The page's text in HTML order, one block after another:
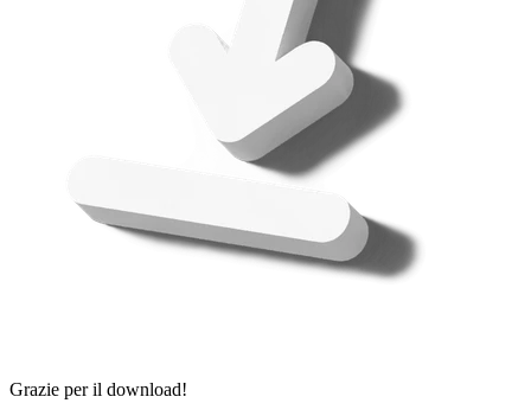
Grazie per il download!